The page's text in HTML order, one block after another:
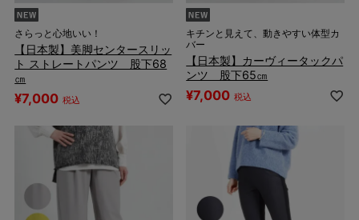
さらっと心地いい！
【日本製】美脚センタースリッ
ト ストレートパンツ 股下68
㎝
¥7,000 税込
キチンと見えて、動きやすい体型カ
バー
【日本製】カーヴィータックパ
ンツ 股下65㎝
¥7,000 税込